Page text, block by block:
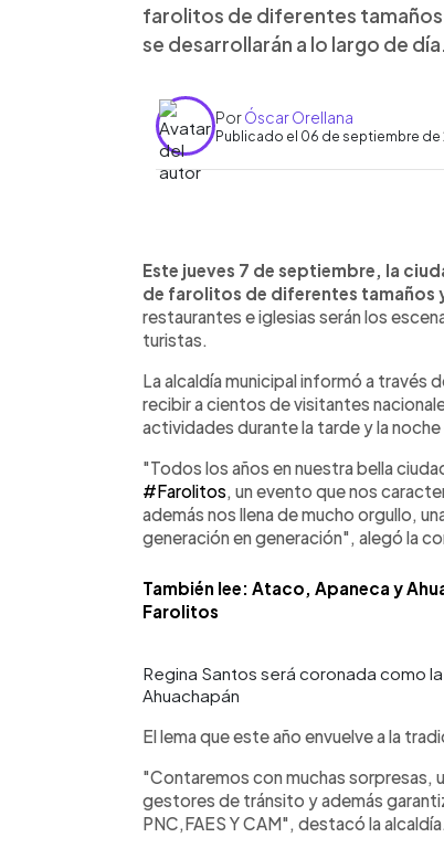
farolitos de diferentes
se desarrollarán a lo largo de día.
PorÓscar Orellana
Publicado el 06 de septiembre de
Escuchar artículo
Este jueves 7 de septiembre, la
de farolitos de diferentes tamaños
restaurantes e iglesias serán los
turistas.
La alcaldía municipal informó a través
recibir a cientos de visitantes
actividades durante la tarde y la
"Todos los años en nuestra bella
#Farolitos, un evento que nos
además nos llena de mucho orgullo,
generación en generación", alegó la
También lee: Ataco, Apaneca y
Farolitos
Regina Santos será coronada como
Ahuachapán
El lema que este año envuelve a la
"Contaremos con muchas
gestores de tránsito y además
PNC,FAES Y CAM", destacó la alcaldía.